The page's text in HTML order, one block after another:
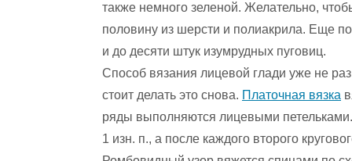
также немного зеленой. Желательно,
половину из шерсти и полиакрила. Еще
и до десяти штук изумрудных пуговиц.
Способ вязания лицевой глади уже не
стоит делать это снова. Платочная вязка
ряды выполняются лицевыми
1 изн. п., а после каждого второго